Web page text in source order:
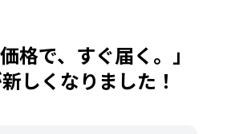
格で、すぐ届く。」
しくなりました！